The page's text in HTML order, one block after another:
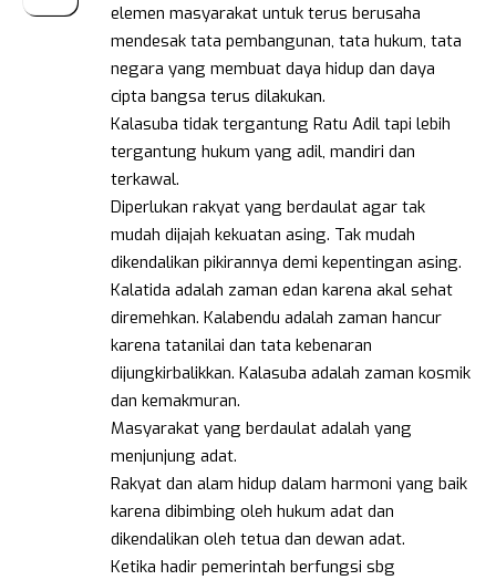
elemen masyarakat untuk terus berusaha
mendesak tata pembangunan, tata hukum, tata
negara yang membuat daya hidup dan daya
cipta bangsa terus dilakukan.
Kalasuba tidak tergantung Ratu Adil tapi lebih
tergantung hukum yang adil, mandiri dan
terkawal.
Diperlukan rakyat yang berdaulat agar tak
mudah dijajah kekuatan asing. Tak mudah
dikendalikan pikirannya demi kepentingan asing.
Kalatida adalah zaman edan karena akal sehat
diremehkan. Kalabendu adalah zaman hancur
karena tatanilai dan tata kebenaran
dijungkirbalikkan. Kalasuba adalah zaman kosmik
dan kemakmuran.
Masyarakat yang berdaulat adalah yang
menjunjung adat.
Rakyat dan alam hidup dalam harmoni yang baik
karena dibimbing oleh hukum adat dan
dikendalikan oleh tetua dan dewan adat.
Ketika hadir pemerintah berfungsi sbg